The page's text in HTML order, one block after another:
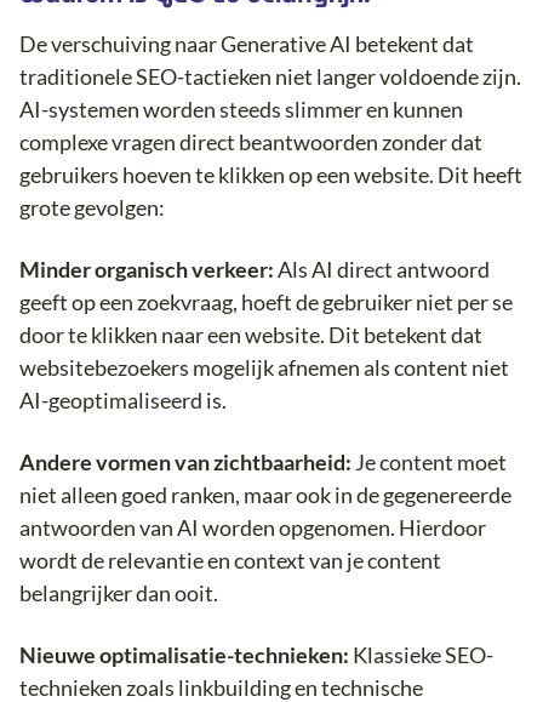
De verschuiving naar Generative AI betekent dat
traditionele SEO-tactieken niet langer voldoende zijn.
AI-systemen worden steeds slimmer en kunnen
complexe vragen direct beantwoorden zonder dat
gebruikers hoeven te klikken op een website. Dit heeft
grote gevolgen:
Minder organisch verkeer:Als AI direct antwoord
geeft op een zoekvraag, hoeft de gebruiker niet per se
door te klikken naar een website. Dit betekent dat
websitebezoekers mogelijk afnemen als content niet
AI-geoptimaliseerd is.
Andere vormen van zichtbaarheid: Je content moet
niet alleen goed ranken, maar ook in de gegenereerde
antwoorden van AI worden opgenomen. Hierdoor
wordt de relevantie en context van je content
belangrijker dan ooit.
Nieuwe optimalisatie-technieken: Klassieke SEO-
technieken zoals linkbuilding en technische